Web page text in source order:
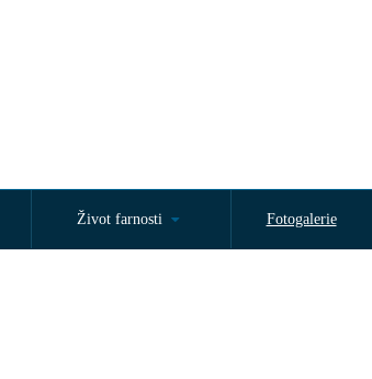
Život farnosti Fotogalerie